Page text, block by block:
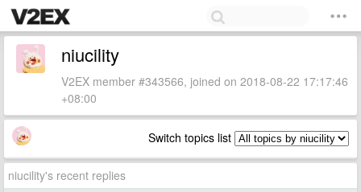
niucility
V2EX member #343566, joined on 2018-08-22 17:17:46
+08:00
Switch topics list
niucility's recent replies